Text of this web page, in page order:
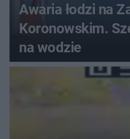
Awaria łodzi na
Koronowskim.
na wodzie